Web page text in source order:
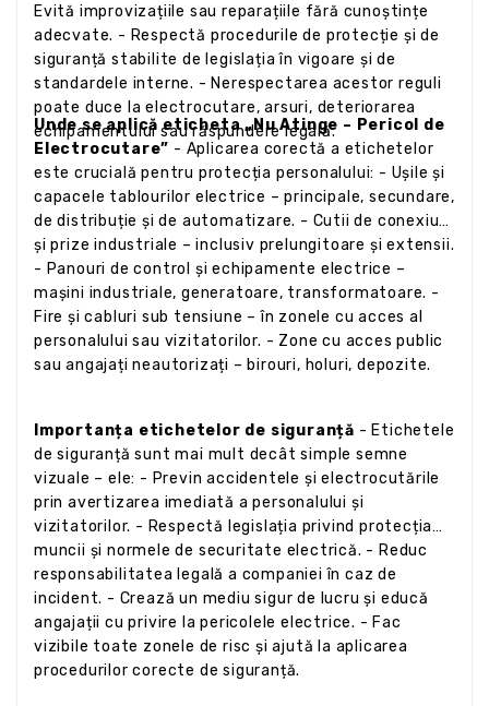
Evită improvizațiile sau reparațiile fără cunoștințe
adecvate. - Respectă procedurile de protecție și de
siguranță stabilite de legislația în vigoare și de
standardele interne. - Nerespectarea acestor reguli
poate duce la electrocutare, arsuri, deteriorarea
echipamentului sau răspundere legală.
Unde se aplică eticheta „Nu Atinge – Pericol de
Electrocutare” - Aplicarea corectă a etichetelor
este crucială pentru protecția personalului: - Ușile și
capacele tablourilor electrice – principale, secundare,
de distribuție și de automatizare. - Cutii de conexiuni
și prize industriale – inclusiv prelungitoare și extensii.
- Panouri de control și echipamente electrice –
mașini industriale, generatoare, transformatoare. -
Fire și cabluri sub tensiune – în zonele cu acces al
personalului sau vizitatorilor. - Zone cu acces public
sau angajați neautorizați – birouri, holuri, depozite.
Importanța etichetelor de siguranță - Etichetele
de siguranță sunt mai mult decât simple semne
vizuale – ele: - Previn accidentele și electrocutările
prin avertizarea imediată a personalului și
vizitatorilor. - Respectă legislația privind protecția
muncii și normele de securitate electrică. - Reduc
responsabilitatea legală a companiei în caz de
incident. - Crează un mediu sigur de lucru și educă
angajații cu privire la pericolele electrice. - Fac
vizibile toate zonele de risc și ajută la aplicarea
procedurilor corecte de siguranță.